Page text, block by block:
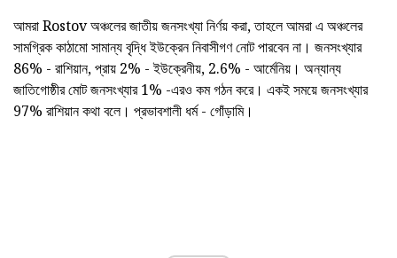
আমরা Rostov অঞ্চলের জাতীয় জনসংখ্যা নির্ণয় করা, তাহলে আমরা এ অঞ্চলের
সামগ্রিক কাঠামো সামান্য বৃদ্ধি ইউক্রেন নিবাসীগণ নোট পারবেন না। জনসংখ্যার
86% - রাশিয়ান, প্রায় 2% - ইউক্রেনীয়, 2.6% - আর্মেনিয়। অন্যান্য
জাতিগোষ্ঠীর মোট জনসংখ্যার 1% -এরও কম গঠন করে। একই সময়ে জনসংখ্যার
97% রাশিয়ান কথা বলে। প্রভাবশালী ধর্ম - গোঁড়ামি।